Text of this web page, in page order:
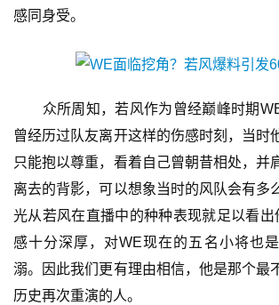
游
游
戏
休
游
戏
感同身受。
众所周知，若风作为曾经巅峰时期
曾经历过队友离开这样的伤感时刻，当时
只能抱以尊重，看着自己曾朝昔相处，并
离去的背影，可以想象当时的风队会有多
光从若风在直播中的种种表现就足以看
感十分深厚，对WE现在的五名小将也
溺。因此我们更有理由相信，他是那个最
历史再次重演的人。